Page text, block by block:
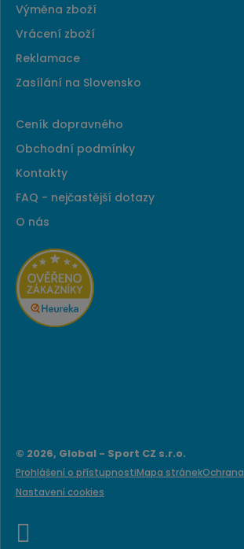
Výměna zboží
Vrácení zboží
Reklamace
Zasílání na Slovensko
Ceník dopravného
Obchodní podmínky
Kontakty
FAQ - nejčastější dotazy
O nás
© 2026, Global - Sport CZ s.r.o.
Prohlášení o přístupnostiMapa stránek
Nastavení cookies